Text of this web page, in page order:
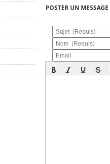
POSTER UN MESSAGE
Sujet
Nom
Email